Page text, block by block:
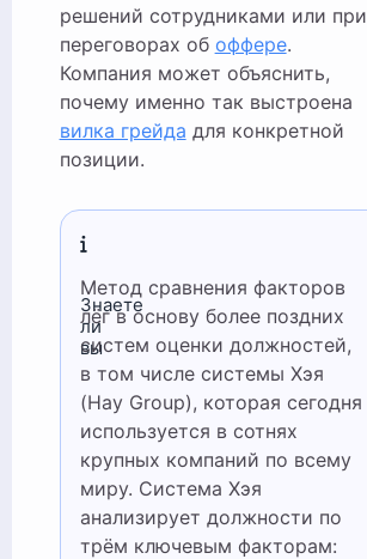
решений сотрудниками или при
переговорах об оффере.
Компания может объяснить,
почему именно так выстроена
вилка грейда для конкретной
позиции.
Знаете
ли
вы
Метод сравнения факторов
лёг в основу более поздних
систем оценки должностей,
в том числе системы Хэя
(Hay Group), которая сегодня
используется в сотнях
крупных компаний по всему
миру. Система Хэя
анализирует должности по
трём ключевым факторам: